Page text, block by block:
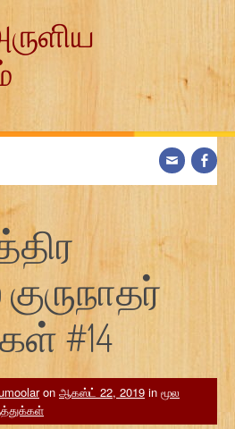
#14
on ஆகஸ்ட் 22, 2019 in மூல